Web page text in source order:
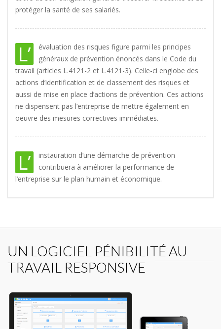
protéger la santé de ses salariés.
L’
évaluation des risques figure parmi les principes
généraux de prévention énoncés dans le Code du
travail (articles L.4121-2 et L.4121-3). Celle-ci englobe des
actions d’identification et de classement des risques et
aussi de mise en place d’actions de prévention. Ces actions
ne dispensent pas l’entreprise de mettre également en
oeuvre des mesures correctives immédiates.
L’
instauration d’une démarche de prévention
contribuera à améliorer la performance de
l’entreprise sur le plan humain et économique.
UN LOGICIEL PÉNIBILITÉ AU
TRAVAIL RESPONSIVE